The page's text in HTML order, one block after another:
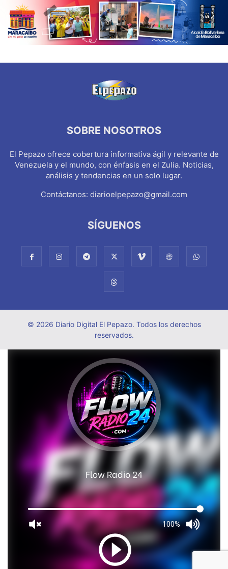
SOBRE NOSOTROS
El Pepazo ofrece cobertura informativa ágil y relevante de
Venezuela y el mundo, con énfasis en el Zulia. Noticias,
análisis y tendencias en un solo lugar.
Contáctanos: diarioelpepazo@gmail.com
SÍGUENOS
© 2026 Diario Digital El Pepazo. Todos los derechos
reservados.